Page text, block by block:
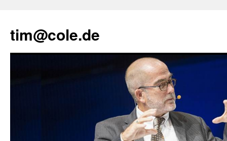
tim@cole.de